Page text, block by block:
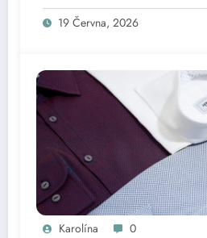
19 Června, 2026
Karolína 0